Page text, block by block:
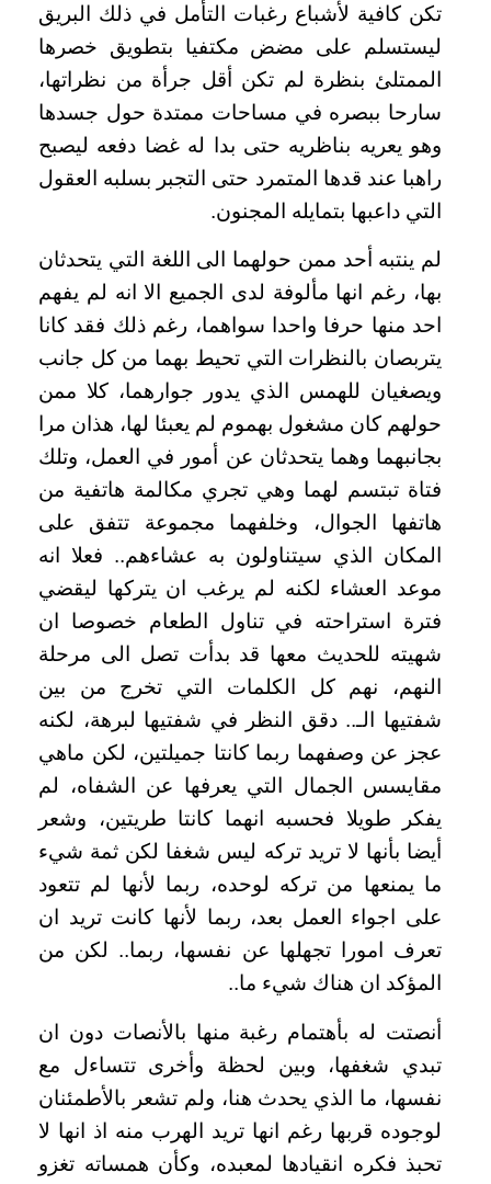
تكن كافية لأشباع رغبات التأمل في ذلك البريق
ليستسلم على مضض مكتفيا بتطويق خصرها
الممتلئ بنظرة لم تكن أقل جرأة من نظراتها،
سارحا ببصره في مساحات ممتدة حول جسدها
وهو يعريه بناظريه حتى بدا له غضا دفعه ليصبح
راهبا عند قدها المتمرد حتى التجبر بسلبه العقول
التي داعبها بتمايله المجنون.
لم ينتبه أحد ممن حولهما الى اللغة التي يتحدثان
بها، رغم انها مألوفة لدى الجميع الا انه لم يفهم
احد منها حرفا واحدا سواهما، رغم ذلك فقد كانا
يتربصان بالنظرات التي تحيط بهما من كل جانب
ويصغيان للهمس الذي يدور جوارهما، كلا ممن
حولهم كان مشغول بهموم لم يعبئا لها، هذان مرا
بجانبهما وهما يتحدثان عن أمور في العمل، وتلك
فتاة تبتسم لهما وهي تجري مكالمة هاتفية من
هاتفها الجوال، وخلفهما مجموعة تتفق على
المكان الذي سيتناولون به عشاءهم.. فعلا انه
موعد العشاء لكنه لم يرغب ان يتركها ليقضي
فترة استراحته في تناول الطعام خصوصا ان
شهيته للحديث معها قد بدأت تصل الى مرحلة
النهم، نهم كل الكلمات التي تخرج من بين
شفتيها الـ.. دقق النظر في شفتيها لبرهة، لكنه
عجز عن وصفهما ربما كانتا جميلتين، لكن ماهي
مقايسس الجمال التي يعرفها عن الشفاه، لم
يفكر طويلا فحسبه انهما كانتا طريتين، وشعر
أيضا بأنها لا تريد تركه ليس شغفا لكن ثمة شيء
ما يمنعها من تركه لوحده، ربما لأنها لم تتعود
على اجواء العمل بعد، ربما لأنها كانت تريد ان
تعرف امورا تجهلها عن نفسها، ربما.. لكن من
المؤكد ان هناك شيء ما..
أنصتت له بأهتمام رغبة منها بالأنصات دون ان
تبدي شغفها، وبين لحظة وأخرى تتساءل مع
نفسها، ما الذي يحدث هنا، ولم تشعر بالأطمئنان
لوجوده قربها رغم انها تريد الهرب منه اذ انها لا
تحبذ فكره انقيادها لمعبده، وكأن همساته تغزو